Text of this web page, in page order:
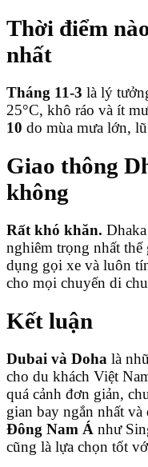
Thời điểm
nhất
Tháng 11-3 là lý
25°C, khô ráo và ít
10 do mùa mưa lớn,
Giao thông
không
Rất khó khăn.
nghiêm trọng nhất
dụng gọi xe và luôn
cho mọi chuyến di
Kết luận
Dubai và Doha là
cho du khách Việt
quá cảnh đơn giản,
gian bay ngắn nhất
Đông Nam Á như
cũng là lựa chọn tốt